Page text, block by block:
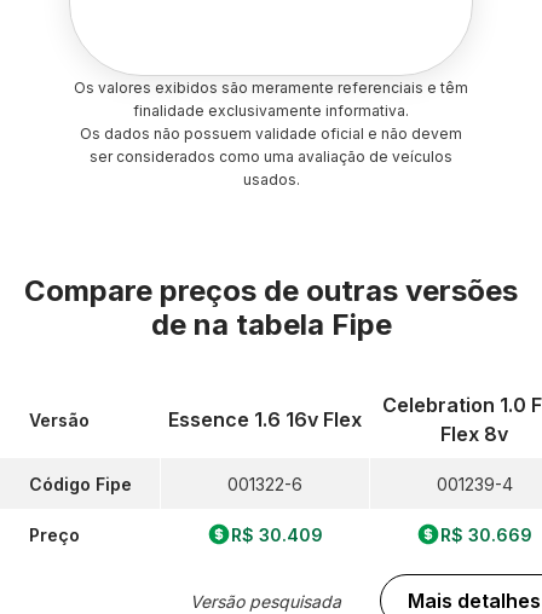
Os valores exibidos são meramente referenciais e têm
finalidade exclusivamente informativa.
Os dados não possuem validade oficial e não devem
ser considerados como uma avaliação de veículos
usados.
Compare preços de outras versões
de na tabela Fipe
Versão
Código Fipe
Preço
Essence 1.6 16v Flex
001322-6
R$ 30.409
Versão pesquisada
Celebration 1.0
Flex 8v
001239-4
R$ 30.669
Mais detalhes